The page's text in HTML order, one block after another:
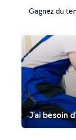
Gagnez du
J'ai besoin